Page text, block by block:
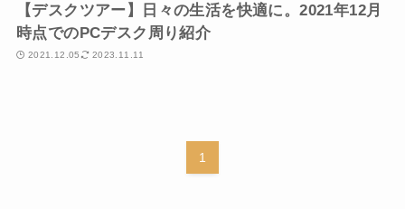
【デスクツアー】日々の生活を快適に。2021年12月
時点でのPCデスク周り紹介
2021.12.05 2023.11.11
1